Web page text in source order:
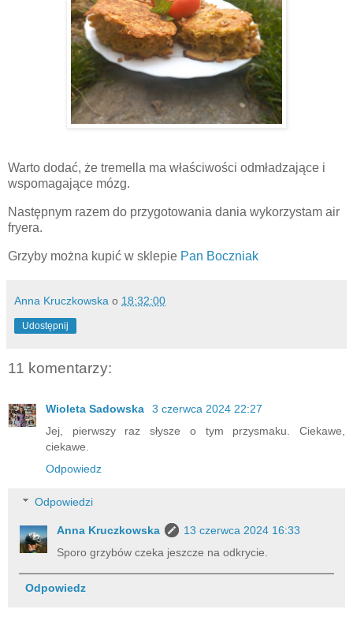
Warto dodać, że tremella ma właściwości odmładzające i
wspomagające mózg.
Następnym razem do przygotowania dania wykorzystam air
fryera.
Grzyby można kupić w sklepie Pan Boczniak
Anna Kruczkowska o 18:32:00
Udostępnij
11 komentarzy:
Wioleta Sadowska
3 czerwca 2024 22:27
Jej, pierwszy raz słysze o tym przysmaku. Ciekawe,
ciekawe.
Odpowiedz
Odpowiedzi
Anna Kruczkowska
13 czerwca 2024 16:33
Sporo grzybów czeka jeszcze na odkrycie.
Odpowiedz